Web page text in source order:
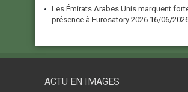
Les Émirats Arabes Unis marquent
présence à Eurosatory 2026 16/06/
ACTU EN IMAGES